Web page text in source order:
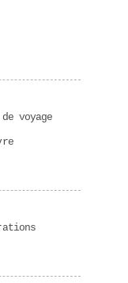
voyage